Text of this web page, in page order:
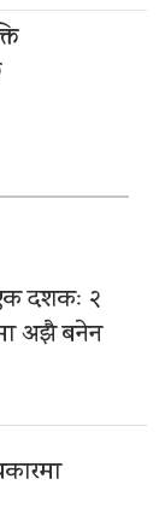
दशकः २
अझै बनेन